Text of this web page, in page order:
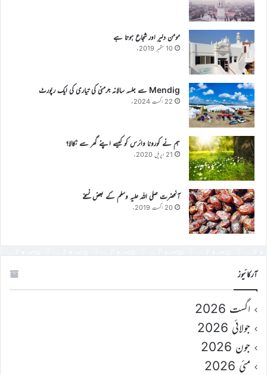
مومن دلیر اور شجاع ہوتا ہے
10 ستمبر 2019ء
Mendig سے جلسہ سالانہ جرمنی کی تیاری کی ایک رپورٹ
22 اگست 2024ء
ہم نے کورونا وائرس کو کیسے اپنے گھر سے نکالا؟
21 اپریل 2020ء
آنحضرت صلی اللہ علیہ وسلم کے بعض نسخے
20 اگست 2019ء
آرکائیوز
اگست 2026
جولائی 2026
جون 2026
مئی 2026